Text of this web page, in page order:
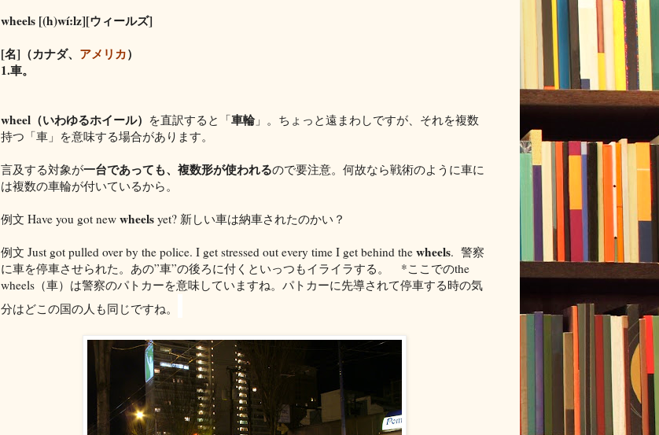
wheels [(h)wí:lz][ウィールズ]
[名]（カナダ、 アメリカ）
1.車。
wheel（いわゆるホイール） を直訳すると「車輪」。ちょっと遠まわしですが、それを複数
持つ「車」を意味する場合があります。
言及する対象が一台であっても、複数形が使われるので要注意。何故なら戦術のように車に
は複数の車輪が付いているから。
例文 Have you got new wheels yet? 新しい車は納車されたのかい？
例文 Just got pulled over by the police. I get stressed out every time I get behind the wheels. 警察
に車を停車させられた。あの”車”の後ろに付くといっつもイライラする。 *ここでのthe
wheels（車）は警察のパトカーを意味していますね。パトカーに先導されて停車する時の気
分はどこの国の人も同じですね。